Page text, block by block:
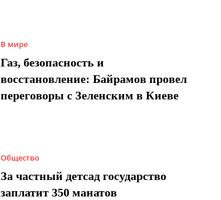
В мире
Газ, безопасность и
восстановление: Байрамов провел
переговоры с Зеленским в Киеве
Общество
За частный детсад государство
заплатит 350 манатов